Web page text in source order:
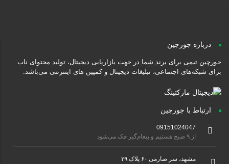
درباره جورچین
جورچین تیمی برای برند شما در جهت بازاریابی دیجیتال، تولید محتوای ناب
برای شبکه‌های اجتماعی، تبلیغات دیجیتال و کمپین های اینترنتی می‌باشد.
ارتباط با جورچین
09151024047
از ۹ صبح هستیم و پیغام‌گیر چک می‌شود
مشهد، سر صارمی ۶۰ پلاک ۲۹